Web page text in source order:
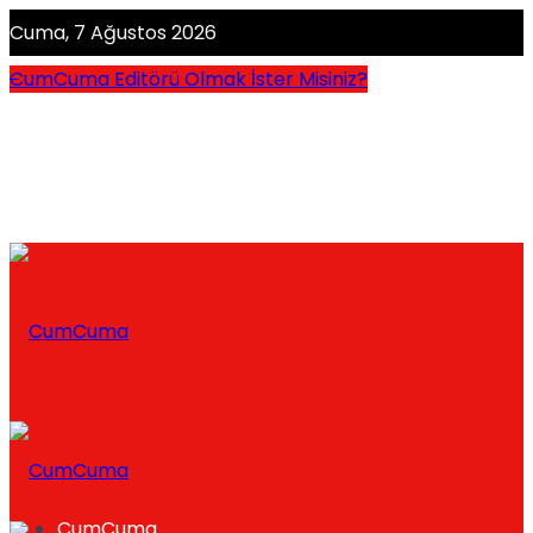
Cuma, 7 Ağustos 2026
CumCuma Editörü Olmak İster Misiniz?